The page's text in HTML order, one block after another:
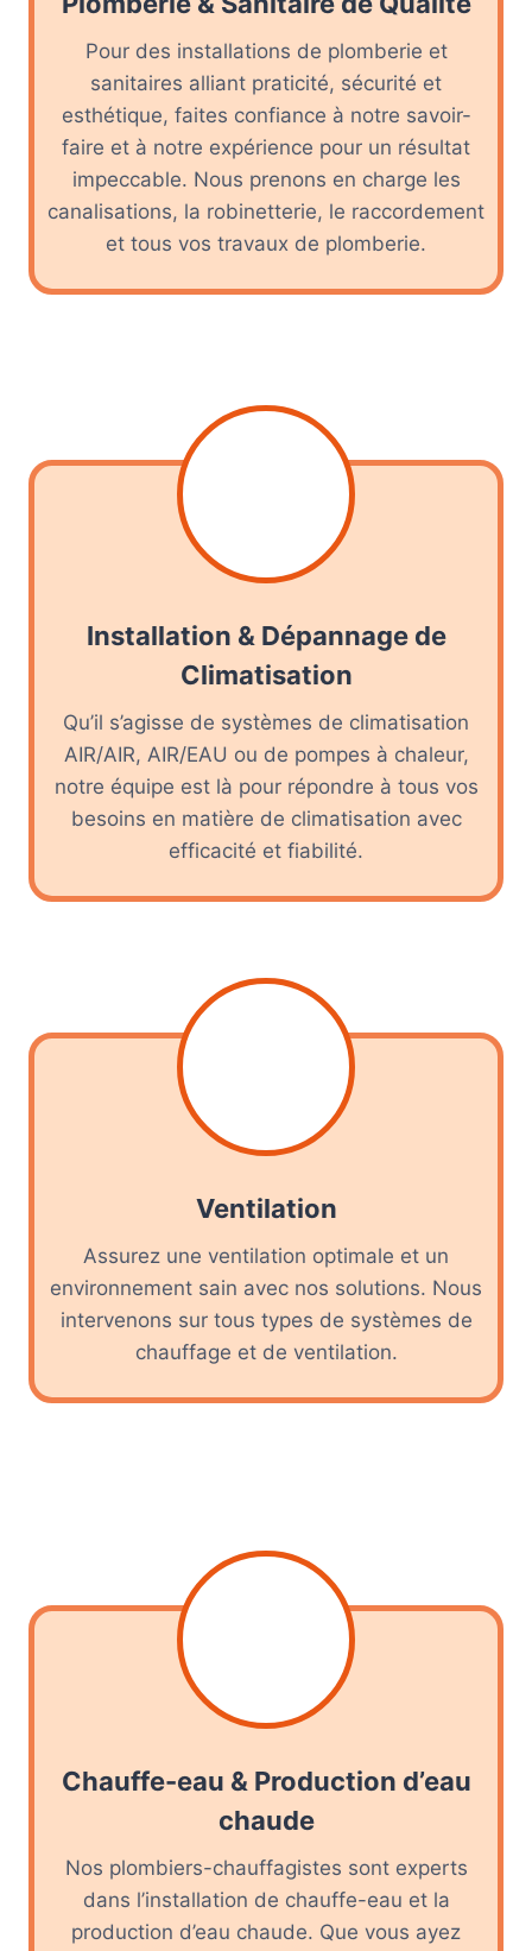
Pour des installations de plomberie et
sanitaires alliant praticité, sécurité et
esthétique, faites confiance à notre savoir-
faire et à notre expérience pour un résultat
impeccable. Nous prenons en charge les
canalisations, la robinetterie, le raccordement
et tous vos travaux de plomberie.
Installation & Dépannage de
Climatisation
Qu’il s’agisse de systèmes de climatisation
AIR/AIR, AIR/EAU ou de pompes à chaleur,
notre équipe est là pour répondre à tous vos
besoins en matière de climatisation avec
efficacité et fiabilité.
Ventilation
Assurez une ventilation optimale et un
environnement sain avec nos solutions. Nous
intervenons sur tous types de systèmes de
chauffage et de ventilation.
Chauffe-eau & Production d’eau
chaude
Nos plombiers-chauffagistes sont experts
dans l’installation de chauffe-eau et la
production d’eau chaude. Que vous ayez